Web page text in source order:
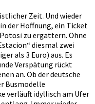
Zeit. Und wieder
der Hoffnung, ein Ticket
zu ergattern. Ohne
diesmal zwei
als 3 Euro) aus. Es
Verspätung rückt
an. Ob der deutsche
Busmodelle
verläuft idyllisch am Ufer